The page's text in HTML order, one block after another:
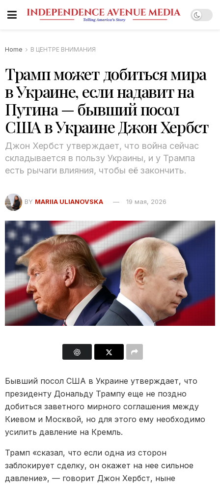
Home В ЦЕНТРЕ ВНИМАНИЯ
Трамп может добиться мира
в Украине, если надавит на
Путина — бывший посол
США в Украине Джон Хербст
Джон Хербст утверждает, что война сейчас
складывается в пользу Украины, и у Трампа
есть рычаги влияния, чтобы её закончить.
BY MARIIA ULIANOVSKA 19 мая, 2026
Бывший посол США в Украине утверждает, что
президенту Дональду Трампу еще не поздно
добиться заветного мирного соглашения между
Киевом и Москвой, но для этого ему необходимо
усилить давление на Кремль.
Трамп «сказал, что если одна из сторон
заблокирует сделку, он окажет на нее сильное
давление», — говорит Джон Хербст, ныне